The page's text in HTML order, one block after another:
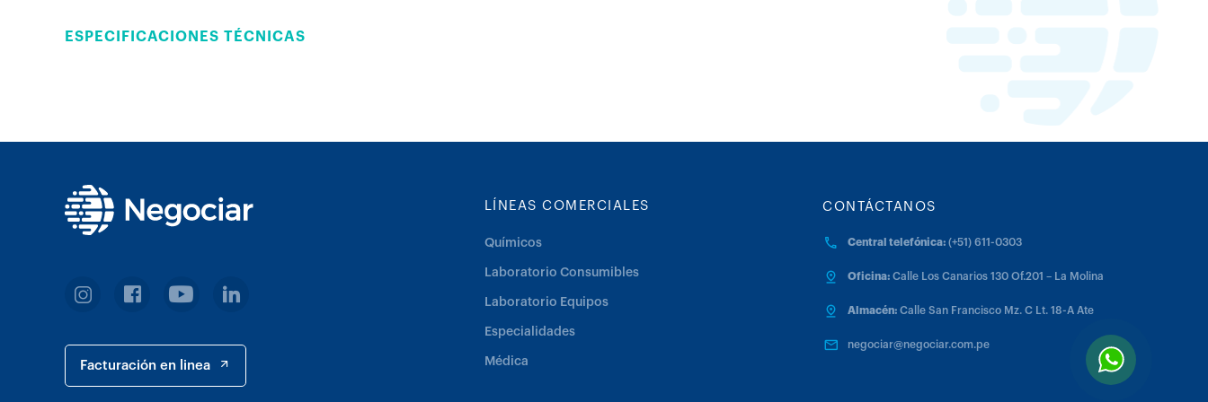
ESPECIFICACIONES TÉCNICAS
Facturación en linea
LÍNEAS COMERCIALES
Químicos
Laboratorio Consumibles
Laboratorio Equipos
Especialidades
Médica
CONTÁCTANOS
Central telefónica:(+51) 611-0303
Oficina:Calle Los Canarios 130 Of.201 – La Molina
Almacén:Calle San Francisco Mz. C Lt. 18-A Ate
negociar@negociar.com.pe